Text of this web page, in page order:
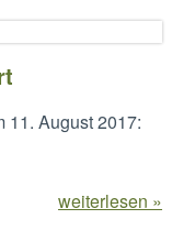
11. August 2017:
weiterlesen »